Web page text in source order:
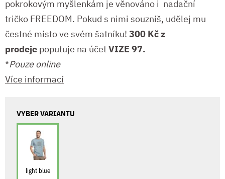
pokrokovým myšlenkám je věnováno i nadační
tričko FREEDOM. Pokud s nimi souzníš, udělej mu
čestné místo ve svém šatníku! 300 Kč z
prodeje poputuje na účetVIZE 97.
*Pouze online
Více informací
VYBER VARIANTU
light blue